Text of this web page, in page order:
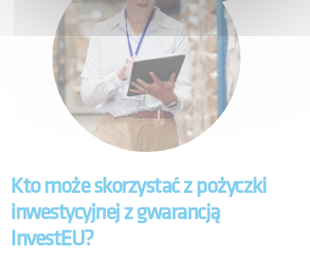
Kto może skorzystać z pożyczki
inwestycyjnej z gwarancją
InvestEU?